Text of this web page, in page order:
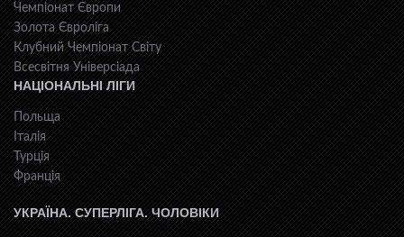
Чемпіонат Європи
Золота Євроліга
Клубний Чемпіонат Світу
Всесвiтня Унiверсiaда
НАЦІОНАЛЬНІ ЛІГИ
Польща
Італія
Турція
Франція
УКРАЇНА. СУПЕРЛІГА. ЧОЛОВІКИ